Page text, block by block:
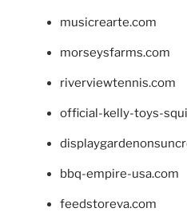
musicrearte.com
morseysfarms.com
riverviewtennis.com
official-kelly-toys-
bbq-empire-usa.com
feedstoreva.com